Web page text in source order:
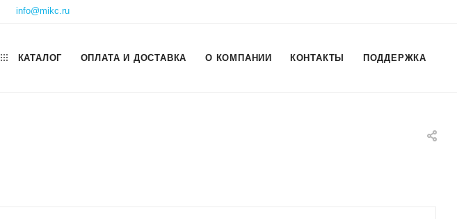
info@mikc.ru
КАТАЛОГ ОПЛАТА И ДОСТАВКА О КОМПАНИИ КОНТАКТЫ ПОДДЕРЖКА